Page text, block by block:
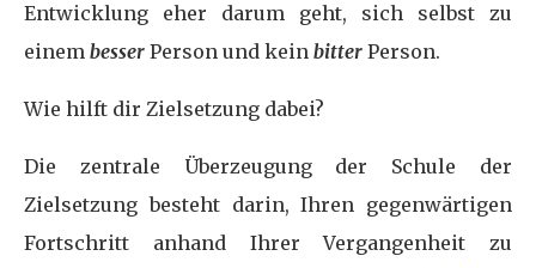
Entwicklung eher darum geht, sich selbst zu
einem besser Person und kein bitter Person.
Wie hilft dir Zielsetzung dabei?
Die zentrale Überzeugung der Schule der
Zielsetzung besteht darin, Ihren gegenwärtigen
Fortschritt anhand Ihrer Vergangenheit zu